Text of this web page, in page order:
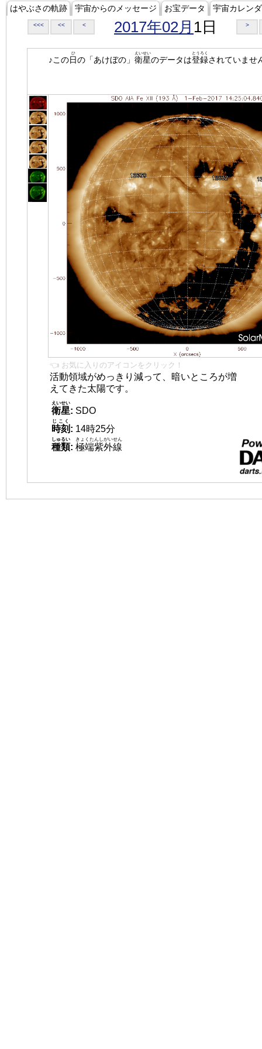
はやぶさの軌跡 宇宙からのメッセージ お宝データ 宇宙カレン
<<< << < 2017年02月 1日 >
♪この日
ひ
の「あけぼの」 衛星
えいせい
のデータは登録
とうろく
されていませ
👈 お気に入りのアイコンをクリック！
活動領域がめっきり減って、暗いところが増
えてきた太陽です。
衛星
えいせい
: SDO
時刻
じこく
: 14時25分
種類
しゅるい
: 極端紫外線
きょくたんしがいせん